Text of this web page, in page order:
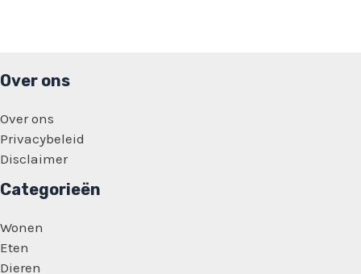
Over ons
Over ons
Privacybeleid
Disclaimer
Categorieën
Wonen
Eten
Dieren